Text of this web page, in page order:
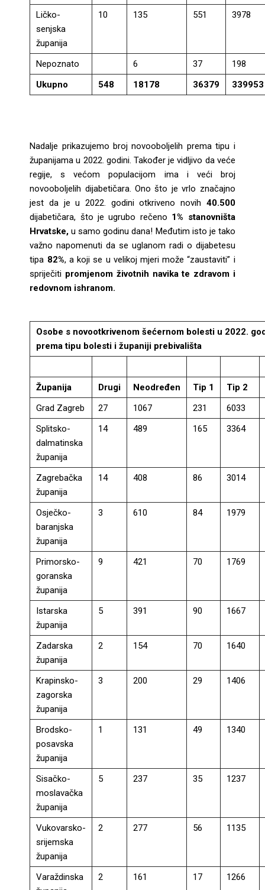
Ličko-
senjska
županija
10 135 551 3978
Nepoznato 6 37
198
Ukupno
548 18178 36379 339953
Nadalje prikazujemo broj novooboljelih prema tipu i
županijama u 2022. godini. Također je vidljivo da veće
regije, s većom populacijom ima i veći broj
novooboljelih dijabetičara. Ono što je vrlo značajno
jest da je u 2022. godini otkriveno novih 40.500
dijabetičara, što je ugrubo rečeno 1% stanovništa
Hrvatske,u samo godinu dana! Međutim isto je tako
važno napomenuti da se uglanom radi o dijabetesu
tipa 82%, a koji se u velikoj mjeri može “zaustaviti” i
spriječiti promjenom životnih navika te zdravom i
redovnom ishranom.
Osobe s novootkrivenom šećernom bolesti u 2022.
prema tipu bolesti i županiji prebivališta
Županija Drugi Neodređen Tip 1
Tip 2
Grad Zagreb
27 1067 231
6033
Splitsko-
dalmatinska
županija
14 489 165 3364
Zagrebačka
županija
14 408 86 3014
Osječko-
baranjska
županija
3 610 84 1979
Primorsko-
goranska
županija
9 421 70 1769
Istarska
županija
5 391 90 1667
Zadarska
županija
2 154 70 1640
Krapinsko-
zagorska
županija
3 200 29 1406
Brodsko-
posavska
županija
1 131 49 1340
Sisačko-
moslavačka
županija
5 237 35 1237
Vukovarsko-
srijemska
županija
2 277 56 1135
Varaždinska
2 161 17 1266